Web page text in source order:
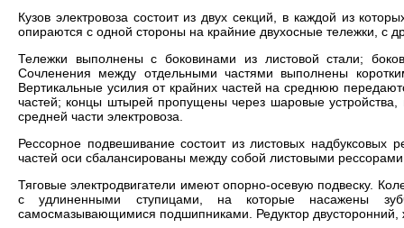
Кузов электровоза состоит из двух секций, в каждой из
опираются с одной стороны на крайние двухосные тележки, с
Тележки выполнены с боковинами из листовой стали;
Сочленения между отдельными частями выполнены
Вертикальные усилия от крайних частей на среднюю
частей; концы штырей пропущены через шаровые
средней части электровоза.
Рессорное подвешивание состоит из листовых надбуксовых
частей оси сбалансированы между собой листовыми
Тяговые электродвигатели имеют опорно-осевую подвеску.
с удлиненными ступицами, на которые насажены
самосмазывающимися подшипниками. Редуктор